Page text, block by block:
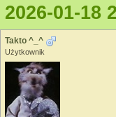
2026-01-18
Takto ^_^
Użytkownik